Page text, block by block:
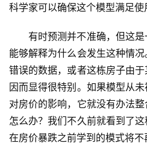
量
化
绘
梦
科学家可以确保这个模型满足使
有时预测并不准确，但这
能够解释为什么会发生这种情
错误的数据，或者这栋房子由
因而显得很特别。如果模型从
对房价的影响，它就没有办法
怎么办？我们不久前就看到了
在房价暴跌之前学到的模式将不